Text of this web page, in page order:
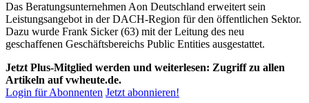
Das Beratungsunternehmen Aon Deutschland erweitert sein
Leistungsangebot in der DACH-Region für den öffentlichen Sektor.
Dazu wurde Frank Sicker (63) mit der Leitung des neu
geschaffenen Geschäftsbereichs Public Entities ausgestattet.
Jetzt Plus-Mitglied werden und weiterlesen: Zugriff zu allen
Artikeln auf vwheute.de.
Login für Abonnenten Jetzt abonnieren!